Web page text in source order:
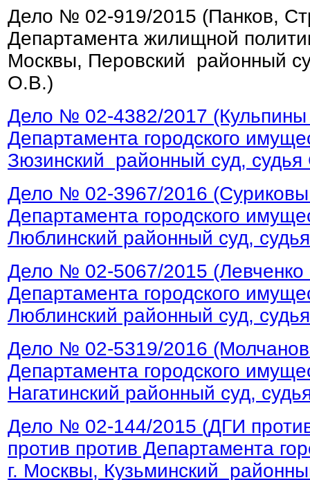
Дело № 02-919/2015 (Панков,
Департамента жилищной
Москвы, Перовский районный
О.В.)
Дело № 02-4382/2017 (Кульпины
Департамента городского
Зюзинский районный суд,
Дело № 02-3967/2016 (Суриковы
Департамента городского
Люблинский районный суд,
Дело № 02-5067/2015 (Левченко
Департамента городского
Люблинский районный суд,
Дело № 02-5319/2016
Департамента городского
Нагатинский районный суд,
Дело № 02-144/2015 (ДГИ
против против Департамента
г. Москвы, Кузьминский